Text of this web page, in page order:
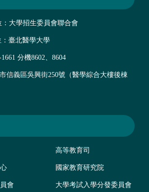
：大學招生委員會聯合會
臺北醫學大學
分機8602、8604
信義區吳興街250號（醫學綜合大樓後棟
高等教育司
國家教育研究院
會 大學考試入學分發委員會